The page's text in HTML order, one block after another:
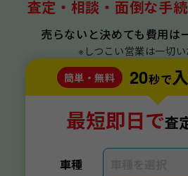
査定・相談・面倒な手
売らないと決めても費用は
※しつこい営業は一切
簡単・無料
20秒で
最短即日で査
車種